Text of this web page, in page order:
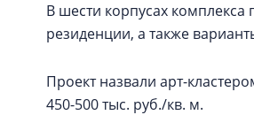
В шести корпусах комплекса
резиденции, а также
Проект назвали арт-
450-500 тыс. руб./кв. м.